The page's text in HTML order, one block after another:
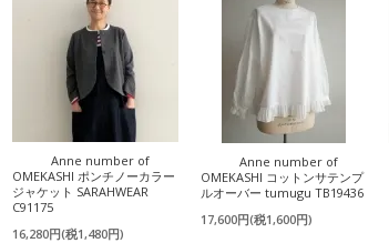
Anne number of
OMEKASHI ポンチノーカラー
ジャケット SARAHWEAR
C91175
16,280円(税1,480円)
Anne number of
OMEKASHI コットンサテンプ
ルオーバー tumugu TB19436
17,600円(税1,600円)